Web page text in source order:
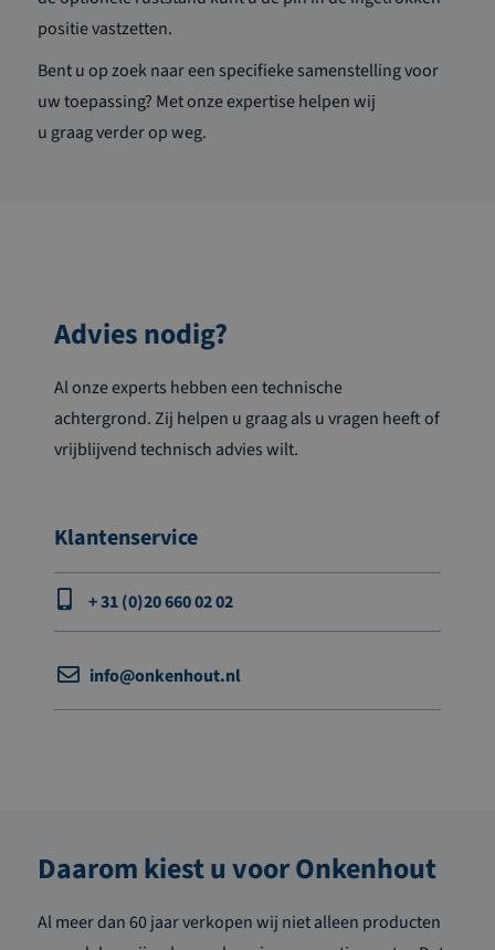
positie vastzetten.
Bent u op zoek naar een specifieke samenstelling voor
uw toepassing? Met onze expertise helpen wij
u graagverder op weg.
Advies nodig?
Al onze experts hebben een technische
achtergrond. Zij helpen u graag als u vragen heeft of
vrijblijvend technisch advies wilt.
Klantenservice
+ 31 (0)20 660 02 02
info@onkenhout.nl
Daarom kiest u voor Onkenhout
Al meer dan 60 jaar verkopen wij niet alleen producten